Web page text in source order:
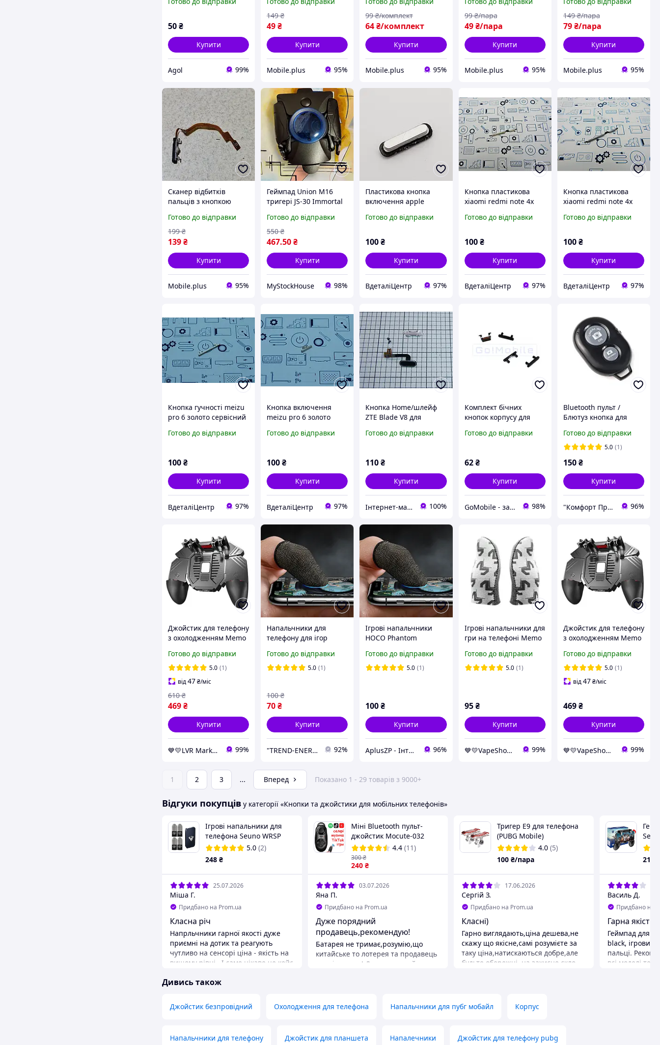
(3400393000A4)
50₴
Купити
Agol 99%
49₴
149 ₴
Купити
Mobile.plus 95%
SM-A405 чорні
оригінал б/у
64₴/комплект
99 ₴/комплект
Купити
Mobile.plus 95%
блакитні оригінал б/у
49 ₴/пара
99 ₴/пара
Купити
Mobile.plus 95%
оригінал б/у
79₴/пара
149 ₴/пара
Купити
Mobile.plus 95%
Сканер відбитків
пальців з кнопкою
Redmi Note 9 Pro
зелений оригінал б/у
Готово до відправки
139₴
199 ₴
Купити
Mobile.plus 95%
Геймпад Union M16
тригері JS-30 Immortal
iOS
Готово до відправки
467.50₴
550 ₴
Купити
MyStockHouse 98%
Пластикова кнопка
включення apple
оригінал з розборки
Готово до відправки
100₴
Купити
ВдеталіЦентр 97%
Кнопка пластикова
xiaomi redmi note 4x
оригінал з розборки
Готово до відправки
100 ₴
Купити
ВдеталіЦентр 97%
Кнопка пластикова
xiaomi redmi note 4x
оригінал з розборки
Готово до відправки
100₴
Купити
ВдеталіЦентр 97%
Кнопка гучності meizu
pro 6 золото сервісний
Готово до відправки
100₴
Купити
ВдеталіЦентр 97%
Кнопка включення
meizu pro 6 золото
розборки
Готово до відправки
100₴
Купити
ВдеталіЦентр 97%
Кнопка Home/шлейф
ZTE Blade V8 для
ORIGINAL
Готово до відправки
110₴
Купити
Інтернет-магазин "Он лайн" 100%
Комплект бічних
кнопок корпусу для
Black
Готово до відправки
62 ₴
Купити
GoMobile - запчасти для мобильных телефонов и планшетов. 98%
Bluetooth пульт /
Блютуз кнопка для
Готово до відправки
5.0 (1)
150₴
Купити
"Комфорт Продукт" 96%
Джойстик для телефону
з охолодженням Memo
ігровий контролер
тригер (Black)-ЛВР
Готово до відправки
5.0 (1)
від47₴/міс
469₴
610 ₴
Купити
💙💛LVR Market✔️ 99%
Напальчники для
телефону для ігор
Готово до відправки
5.0 (1)
70₴
100 ₴
Купити
"TREND-ENERGY" Інтернет-магазин аксесуарів до смартфонів та комп'ютерів 92%
Ігрові напальчники
HOCO Phantom
Pubg Mobile Чорні
Готово до відправки
5.0 (1)
100₴
Купити
AplusZP - Інтернет магазин оптових цін 96%
Ігрові напальчники для
гри на телефоні Memo
Готово до відправки
5.0 (1)
95 ₴
Купити
💙💛VapeShop💨"La VapoR"💨 99%
Джойстик для телефону
з охолодженням Memo
ігровий контролер
тригер (Black)-LВR
Готово до відправки
5.0 (1)
від47₴/міс
469₴
Купити
💙💛VapeShop💨"La VapoR"💨 99%
1 2 3 ... Вперед Показано 1 - 29 товарів з 9000+
Відгуки покупців у категорії «Кнопки та джойстики для мобільних телефонів»
Ігрові напальники для
телефона Seuno WRSP
FEELERS (2 пари) зі
срібним волокном + Бокс |
5.0 (2)
248 ₴
25.07.2026
Міша Г.
Придбано на Prom.ua
Класна річ
Напрльчники гарної якості дуже
приємні на дотик та реагують
чутливо на сенсорі ціна - якість на
вищому рівні . І саме цікаве це кейс
компактний . Я задоволений на всі
Міні Bluetooth пульт-
джойстик Mocute-032
(Кнопка для селфі, музики,
TikTok, відео,
перемикання треків)
4.4 (11)
240 ₴
300₴
03.07.2026
Яна П.
Придбано на Prom.ua
Дуже порядний
продавець,рекомендую!
Батарея не тримає,розумію,що
китайське то лотерея та продавець
тут ні до чого! Дуже швидкий
Тригер E9 для телефона
(PUBG Mobile)
4.0 (5)
100 ₴/пара
17.06.2026
Сергій З.
Придбано на Prom.ua
Класні)
Гарно виглядають,ціна дешева,не
скажу що якісне,самі розумієте за
таку ціна,натискаються добре,але
будьте обережні, на захисне скло
Недоліки
of
218
Василь Д.
Придбано на
Гарна якість
Геймпад для
black, ігровий
пальці. Рекомендація продавця. На
всі моделі
Дивись також
Джойстик безпровідний Охолодження для телефона Напальчники для пубг мобайл Корпус
Напальчники для телефону Джойстик для планшета Напалечники Джойстик для телефону pubg